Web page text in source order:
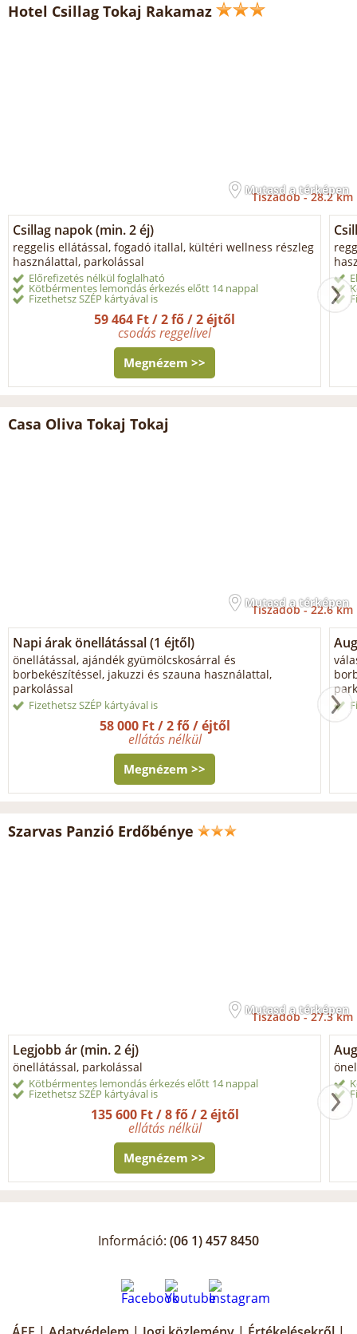
Hotel Csillag Tokaj Rakamaz
Mutasd a térképen
Tiszadob -28.2 km
Csillag napok (min. 2 éj)
reggelis ellátással, fogadó itallal, kültéri wellness részleg
használattal, parkolással
Előrefizetés nélkül foglalható
Kötbérmentes lemondás érkezés előtt 14 nappal
Fizethetsz SZÉP kártyával is
59 464 Ft / 2 fő / 2 éjtől
csodás reggelivel
Megnézem >>
Casa Oliva Tokaj Tokaj
Mutasd a térképen
Tiszadob -22.6 km
Napi árak önellátással (1 éjtől)
önellátással, ajándék gyümölcskosárral és
borbekészítéssel, jakuzzi és szauna használattal,
parkolással
Fizethetsz SZÉP kártyával is
58 000 Ft / 2 fő / éjtől
ellátás nélkül
Megnézem >>
Szarvas Panzió Erdőbénye
Mutasd a térképen
Tiszadob -27.3 km
Legjobb ár (min. 2 éj)
önellátással, parkolással
Kötbérmentes lemondás érkezés előtt 14 nappal
Fizethetsz SZÉP kártyával is
135 600 Ft / 8 fő / 2 éjtől
ellátás nélkül
Megnézem >>
Információ: (06 1) 457 8450